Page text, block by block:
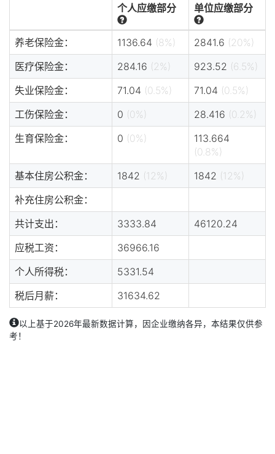
个人应缴部分 单位应缴部分
养老保险金： 1136.64 (8%) 2841.6 (20%)
医疗保险金：
284.16 (2%) 923.52 (6.5%)
失业保险金：
71.04 (0.5%) 71.04 (0.5%)
工伤保险金：
0 (0%) 28.416 (0.2%)
生育保险金：
0 (0%)
113.664
(0.8%)
基本住房公积金：
1842 (12%) 1842 (12%)
补充住房公积金：
共计支出：
3333.84
46120.24
应税工资：
36966.16
个人所得税：
5331.54
税后月薪：
31634.62
以上基于2026年最新数据计算，因企业缴纳各异，本结果仅供参
考！